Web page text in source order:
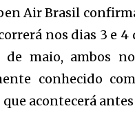
Air Brasil
nos dias 3 e 4
maio, ambos
conhecido
acontecerá